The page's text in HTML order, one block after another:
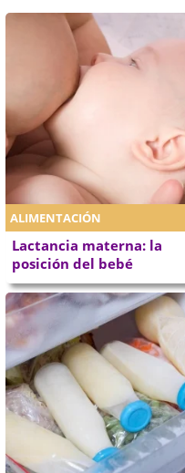
ALIMENTACIÓN
Lactancia materna: la
posición del bebé